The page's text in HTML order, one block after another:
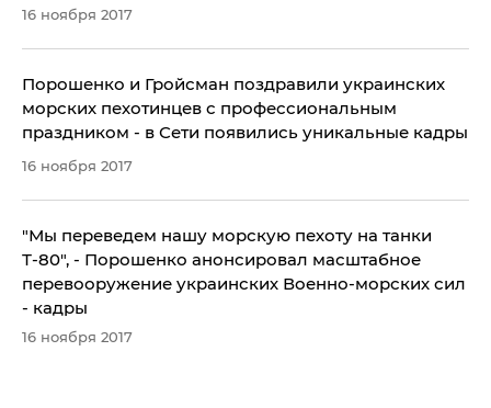
16 ноября 2017
Порошенко и Гройсман поздравили украинских
морских пехотинцев с профессиональным
праздником - в Сети появились уникальные кадры
16 ноября 2017
"Мы переведем нашу морскую пехоту на танки
Т-80", - Порошенко анонсировал масштабное
перевооружение украинских Военно-морских сил
- кадры
16 ноября 2017